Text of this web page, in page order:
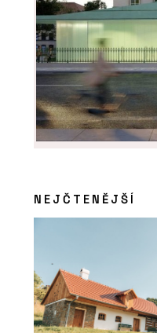
NEJČTENĚJŠÍ